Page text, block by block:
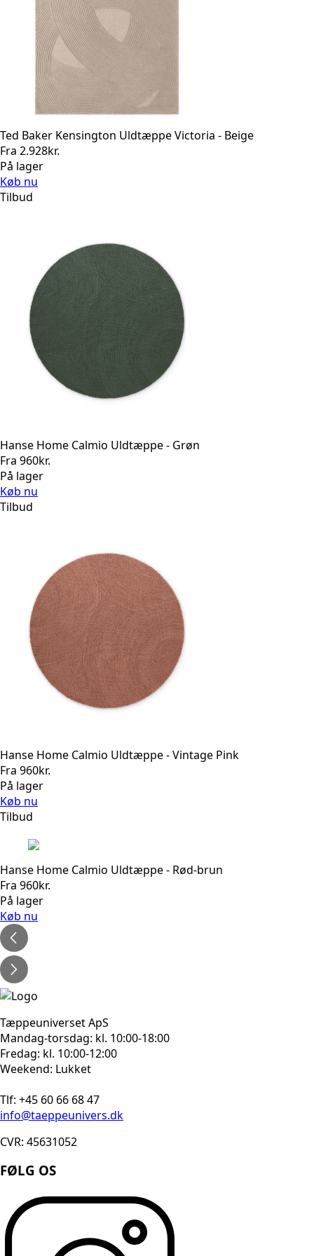
Ted Baker Kensington Uldtæppe Victoria - Beige
Fra 2.928kr.
På lager
Køb nu
Tilbud
Hanse Home Calmio Uldtæppe - Grøn
Fra 960kr.
På lager
Køb nu
Tilbud
Hanse Home Calmio Uldtæppe - Vintage Pink
Fra 960kr.
På lager
Køb nu
Tilbud
Hanse Home Calmio Uldtæppe - Rød-brun
Fra 960kr.
På lager
Køb nu
Tæppeuniverset ApS
Mandag-torsdag: kl. 10:00-18:00
Fredag: kl. 10:00-12:00
Weekend: Lukket
Tlf: +45 60 66 68 47
info@taeppeunivers.dk
CVR: 45631052
FØLG OS